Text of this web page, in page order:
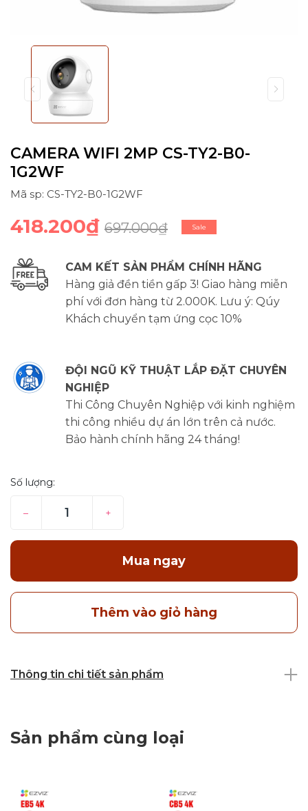
CAMERA WIFI 2MP CS-TY2-B0-
1G2WF
Mã sp: CS-TY2-B0-1G2WF
418.200₫ 697.000₫ Sale
CAM KẾT SẢN PHẨM CHÍNH HÃNG
Hàng giả đền tiền gấp 3! Giao hàng miễn
phí với đơn hàng từ 2.000K. Lưu ý: Qúy
Khách chuyển tạm ứng cọc 10%
ĐỘI NGŨ KỸ THUẬT LẮP ĐẶT CHUYÊN
NGHIỆP
Thi Công Chuyên Nghiệp với kinh nghiệm
thi công nhiều dự án lớn trên cả nước.
Bảo hành chính hãng 24 tháng!
Số lượng:
– +
Mua ngay
Thêm vào giỏ hàng
Thông tin chi tiết sản phẩm
Sản phẩm cùng loại